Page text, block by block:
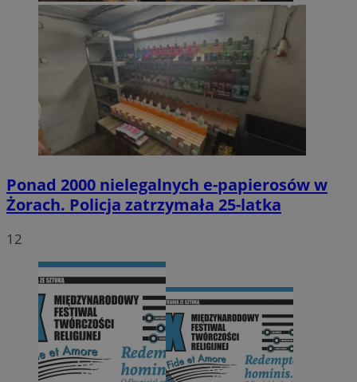
Ponad 2000 nielegalnych e-papierosów w
Żorach. Policja zatrzymała 25-latka
12